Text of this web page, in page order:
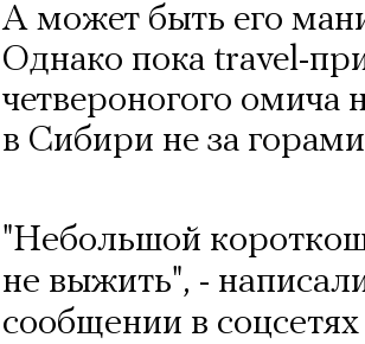
А может быть его
Однако пока travel-
четвероногого омича
в Сибири не за
"Небольшой
не выжить", -
сообщении в